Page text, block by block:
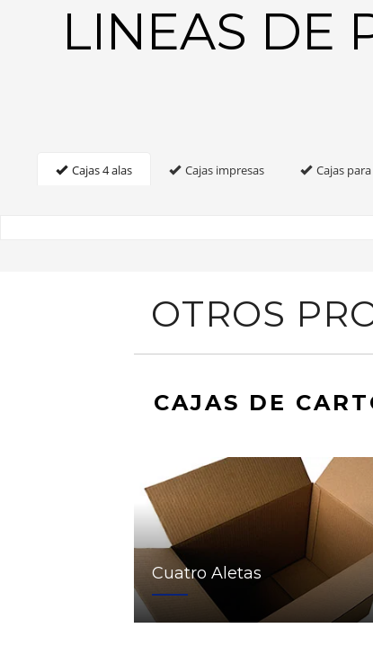
LINEAS DE
Cajas 4 alas Cajas impresas Cajas
OTROS
CAJAS DE
Cuatro Aletas